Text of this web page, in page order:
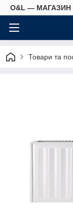
O&L — МАГАЗИН
Товари та